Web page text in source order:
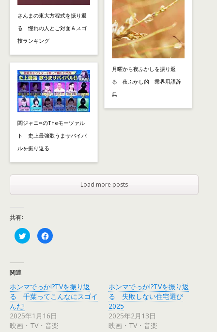
さんまの東大方程式を振り返
る 憧れの人とご対面＆スゴ
技ランキング
関ジャニ∞のTheモーツァル
ト 史上最強歌うまサバイバ
ルを振り返る
月曜から夜ふかしを振り返
る 夜ふかし的 業界用語辞
典
Load more posts
共有:
ク
リ
t
t
e
r
共
有
(
F
a
共
有
す
る
は
ク
リ
関連
ホンマでっか!?TVを振り返
る 千葉ってこんなにスゴイ
んだ!
2025年1月16日
映画・TV・音楽
ホンマでっか!?TVを振り返
る 失敗しない住宅選び
2025
2025年2月13日
映画・TV・音楽